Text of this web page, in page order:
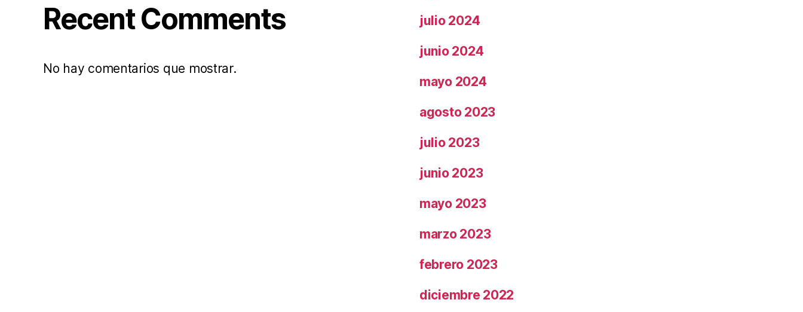
Recent Comments
No hay comentarios que mostrar.
julio 2024
junio 2024
mayo 2024
agosto 2023
julio 2023
junio 2023
mayo 2023
marzo 2023
febrero 2023
diciembre 2022